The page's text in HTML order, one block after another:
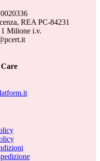
REA PC-84231
1 Milione i.v.